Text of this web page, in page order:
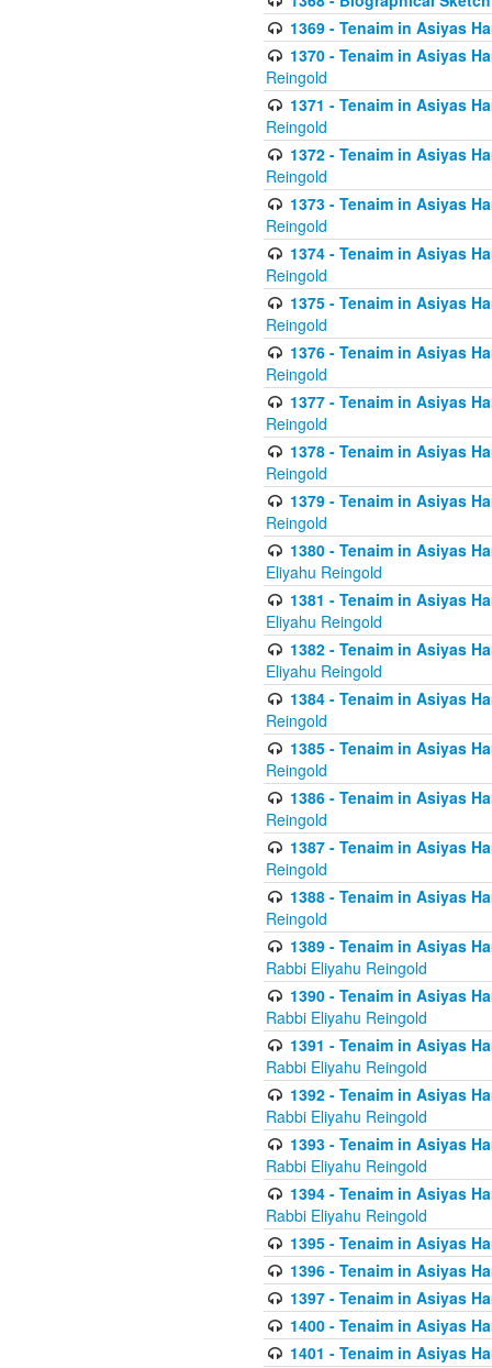
1369 - Tenaim in Asiyas
1370 - Tenaim in Asiyas
Reingold
1371 - Tenaim in Asiyas
Reingold
1372 - Tenaim in Asiyas
Reingold
1373 - Tenaim in Asiyas
Reingold
1374 - Tenaim in Asiyas
Reingold
1375 - Tenaim in Asiyas
Reingold
1376 - Tenaim in Asiyas
Reingold
1377 - Tenaim in Asiyas
Reingold
1378 - Tenaim in Asiyas
Reingold
1379 - Tenaim in Asiyas
Reingold
1380 - Tenaim in Asiyas
Eliyahu Reingold
1381 - Tenaim in Asiyas
Eliyahu Reingold
1382 - Tenaim in Asiyas
Eliyahu Reingold
1384 - Tenaim in Asiyas
Reingold
1385 - Tenaim in Asiyas
Reingold
1386 - Tenaim in Asiyas
Reingold
1387 - Tenaim in Asiyas
Reingold
1388 - Tenaim in Asiyas
Reingold
1389 - Tenaim in Asiyas
Rabbi Eliyahu Reingold
1390 - Tenaim in Asiyas
Rabbi Eliyahu Reingold
1391 - Tenaim in Asiyas
Rabbi Eliyahu Reingold
1392 - Tenaim in Asiyas
Rabbi Eliyahu Reingold
1393 - Tenaim in Asiyas
Rabbi Eliyahu Reingold
1394 - Tenaim in Asiyas
Rabbi Eliyahu Reingold
1395 - Tenaim in Asiyas
1396 - Tenaim in Asiyas
1397 - Tenaim in Asiyas
1400 - Tenaim in Asiyas
1401 - Tenaim in Asiyas